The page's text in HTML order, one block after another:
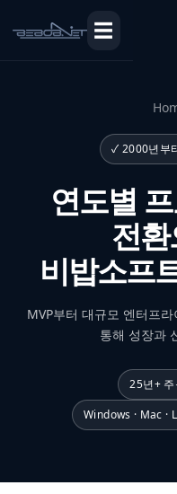
☰
✓ 2000년부
연도별
전
비밥소프
MVP부터 대규모 엔터프
통해 성장과
25년+ 주
Windows · Mac ·